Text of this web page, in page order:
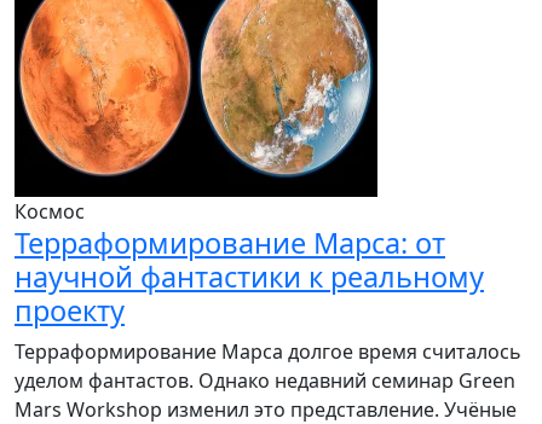
Космос
Терраформирование Марса: от
научной фантастики к реальному
проекту
Терраформирование Марса долгое время считалось
уделом фантастов. Однако недавний семинар Green
Mars Workshop изменил это представление. Учёные